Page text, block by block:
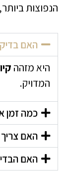
הנפוצות
האם
היא מזהה
המדויק.
כמה זמן
האם
האם